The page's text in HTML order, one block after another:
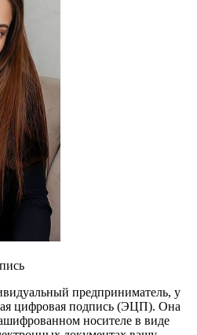
предприниматель, у
цифровая подпись (ЭЦП). Она
носителе в виде